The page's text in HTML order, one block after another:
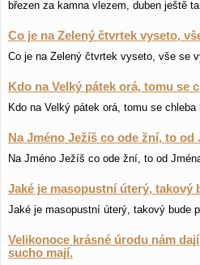
březen za kamna vlezem, duben ještě
Co je na Zelený čtvrtek vyseto,
Co je na Zelený čtvrtek vyseto, vše se
Kdo na Velký pátek orá, tomu se
Kdo na Velký pátek orá, tomu se chleba
Na Jméno Ježíš co ode žní, to od
Na Jméno Ježíš co ode žní, to od
Jaké je masopustní úterý, takový
Jaké je masopustní úterý, takový bude
Velikonoce krásné úrodu nám
sucho mají.